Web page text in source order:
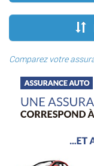
Comparez votre